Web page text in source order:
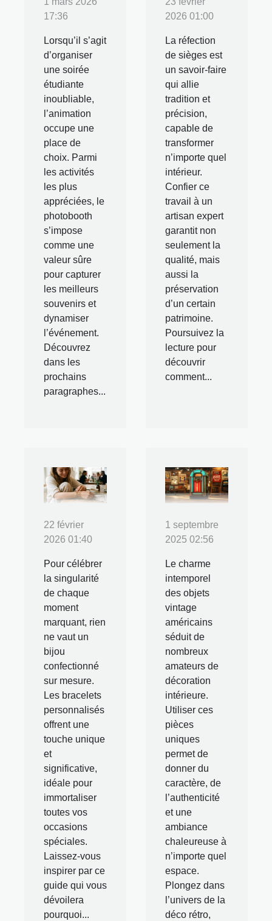
17:36
Lorsqu’il s’agit
d’organiser
une soirée
étudiante
inoubliable,
l’animation
occupe une
place de
choix. Parmi
les activités
les plus
appréciées, le
photobooth
s’impose
comme une
valeur sûre
pour capturer
les meilleurs
souvenirs et
dynamiser
l’événement.
Découvrez
dans les
prochains
paragraphes...
2026 01:00
La réfection
de sièges est
un savoir-faire
qui allie
tradition et
précision,
capable de
transformer
n’importe quel
intérieur.
Confier ce
travail à un
artisan expert
garantit non
seulement la
qualité, mais
aussi la
préservation
d’un certain
patrimoine.
Poursuivez la
lecture pour
découvrir
comment...
22 février
2026 01:40
Pour célébrer
la singularité
de chaque
moment
marquant, rien
ne vaut un
bijou
confectionné
sur mesure.
Les bracelets
personnalisés
offrent une
touche unique
et
significative,
idéale pour
immortaliser
toutes vos
occasions
spéciales.
Laissez-vous
inspirer par ce
guide qui vous
dévoilera
pourquoi...
1 septembre
2025 02:56
Le charme
intemporel
des objets
vintage
américains
séduit de
nombreux
amateurs de
décoration
intérieure.
Utiliser ces
pièces
uniques
permet de
donner du
caractère, de
l’authenticité
et une
ambiance
chaleureuse à
n’importe quel
espace.
Plongez dans
l’univers de la
déco rétro,